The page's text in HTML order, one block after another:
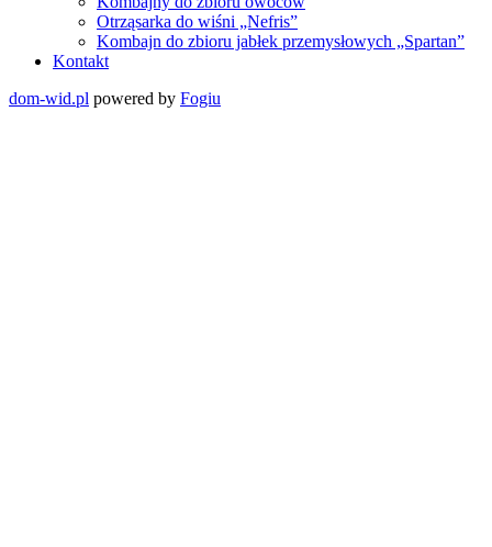
Otrząsarka do wiśni „Nefris”
Kombajn do zbioru jabłek przemysłowych „Spartan”
Kontakt
dom-wid.pl powered by Fogiu